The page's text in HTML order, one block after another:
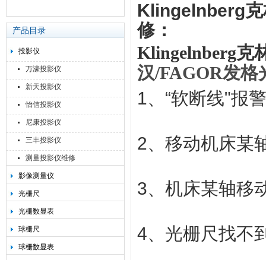
产品目录
投影仪
万濠投影仪
新天投影仪
怡信投影仪
尼康投影仪
三丰投影仪
测量投影仪维修
影像测量仪
光栅尺
光栅数显表
球栅尺
球栅数显表
‌Klingelnberg克
修：
‌Klingelnberg克
汉/FAGOR发格
1、“软断线"报
2、移动机床某
3、机床某轴移
4、光栅尺找不